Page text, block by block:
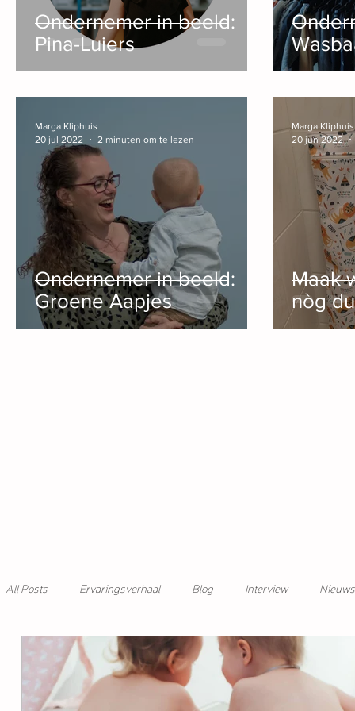
Ondernemer in beeld:
Pina-Luiers
Ondernemer in beeld:
Groene Aapjes
Marga Kliphuis
20 jul 2022
2 minuten om te lezen
Maak
nòg
Marga Kliphuis
20 jun 2022
All Posts Ervaringsverhaal Blog Interview Nieuws